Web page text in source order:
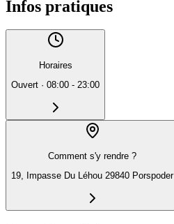
Infos pratiques
Horaires
Ouvert · 08:00 - 23:00
Comment s'y rendre ?
19, Impasse Du Léhou 29840 Porspoder